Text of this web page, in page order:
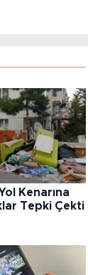
Kenarına
Tepki Çekti